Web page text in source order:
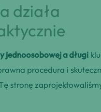
działa
jednoosobowej a długi
procedura i
stronę